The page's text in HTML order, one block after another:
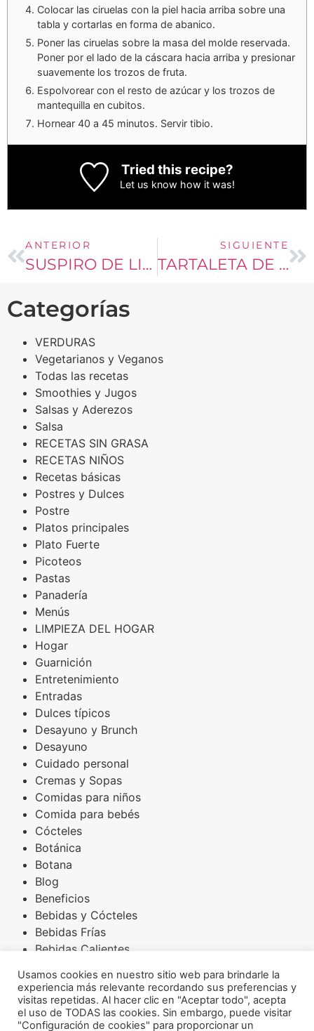
Colocar las ciruelas con la piel hacia arriba sobre una
tabla y cortarlas en forma de abanico.
Poner las ciruelas sobre la masa del molde reservada.
Poner por el lado de la cáscara hacia arriba y presionar
suavemente los trozos de fruta.
Espolvorear con el resto de azúcar y los trozos de
mantequilla en cubitos.
Hornear 40 a 45 minutos. Servir tibio.
Tried this recipe?
Let us know how it was!
ANTERIOR
SUSPIRO DE LIMEÑA
SIGUIENTE
TARTALETA DE PERAS Y ALMENDRAS
Categorías
VERDURAS
Vegetarianos y Veganos
Todas las recetas
Smoothies y Jugos
Salsas y Aderezos
Salsa
RECETAS SIN GRASA
RECETAS NIÑOS
Recetas básicas
Postres y Dulces
Postre
Platos principales
Plato Fuerte
Picoteos
Pastas
Panadería
Menús
LIMPIEZA DEL HOGAR
Hogar
Guarnición
Entretenimiento
Entradas
Dulces típicos
Desayuno y Brunch
Desayuno
Cuidado personal
Cremas y Sopas
Comidas para niños
Comida para bebés
Cócteles
Botánica
Botana
Blog
Beneficios
Bebidas y Cócteles
Bebidas Frías
Bebidas Calientes
Arroces
Amaranto
Aderezos
Usamos cookies en nuestro sitio web para brindarle la
experiencia más relevante recordando sus preferencias y
visitas repetidas. Al hacer clic en "Aceptar todo", acepta
el uso de TODAS las cookies. Sin embargo, puede visitar
"Configuración de cookies" para proporcionar un